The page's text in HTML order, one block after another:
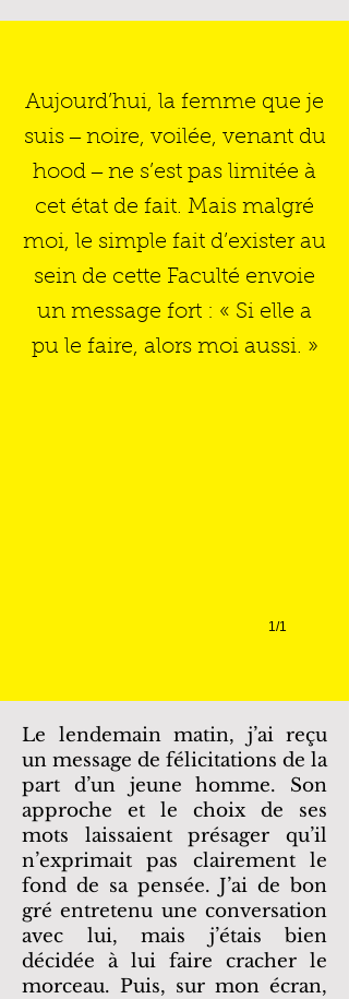
Aujourd’hui, la femme que je
suis ‒ noire, voilée, venant du
hood ‒ ne s’est pas limitée à
cet état de fait. Mais malgré
moi, le simple fait d’exister au
sein de cette Faculté envoie
un message fort : « Si elle a
pu le faire, alors moi aussi. »
1/1
Le lendemain matin, j’ai reçu
un message de félicitations de la
part d’un jeune homme. Son
approche et le choix de ses
mots laissaient présager qu’il
n’exprimait pas clairement le
fond de sa pensée. J’ai de bon
gré entretenu une conversation
avec lui, mais j’étais bien
décidée à lui faire cracher le
morceau. Puis, sur mon écran,